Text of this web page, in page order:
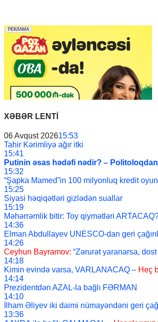
XƏBƏR LENTİ
06 Avqust 202615:53
Tahir Kərimliyə ağır itki
15:41
Putinin əsas hədəfi nədir? – Politoloqdan
15:32
“Şapka Mamed”in 100 milyonluq kredit
15:25
Siyasi həqiqətləri gizlədən suallar
15:19
Məhərrəmlik bitir: Toy qiymətləri
14:36
Elman Abdullayev UNESCO-dan geri
14:26
Ceyhun Bayramov: “Zərurət yaranarsa,
14:18
Kimin evində varsa, VARLANACAQ – Heç
14:14
Prezidentdən AZAL-la bağlı FƏRMAN
14:10
İlham Əliyev iki daimi nümayəndəni geri
13:36